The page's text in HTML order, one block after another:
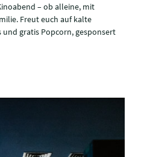
– ob alleine, mit
Freut euch auf kalte
und gratis Popcorn, gesponsert